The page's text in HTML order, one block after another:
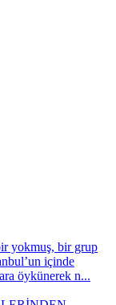
yokmuş, bir grup
içinde
öykünerek n...